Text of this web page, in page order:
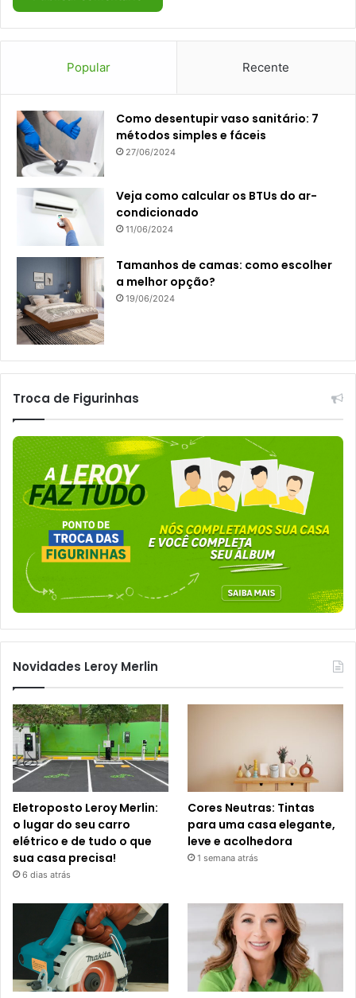
Popular Recente
Como desentupir vaso sanitário: 7
métodos simples e fáceis
27/06/2024
Veja como calcular os BTUs do ar-
condicionado
11/06/2024
Tamanhos de camas: como escolher
a melhor opção?
19/06/2024
Troca de Figurinhas
Novidades Leroy Merlin
Eletroposto Leroy Merlin:
o lugar do seu carro
elétrico e de tudo o que
sua casa precisa!
6 dias atrás
Cores Neutras: Tintas
para uma casa elegante,
leve e acolhedora
1 semana atrás